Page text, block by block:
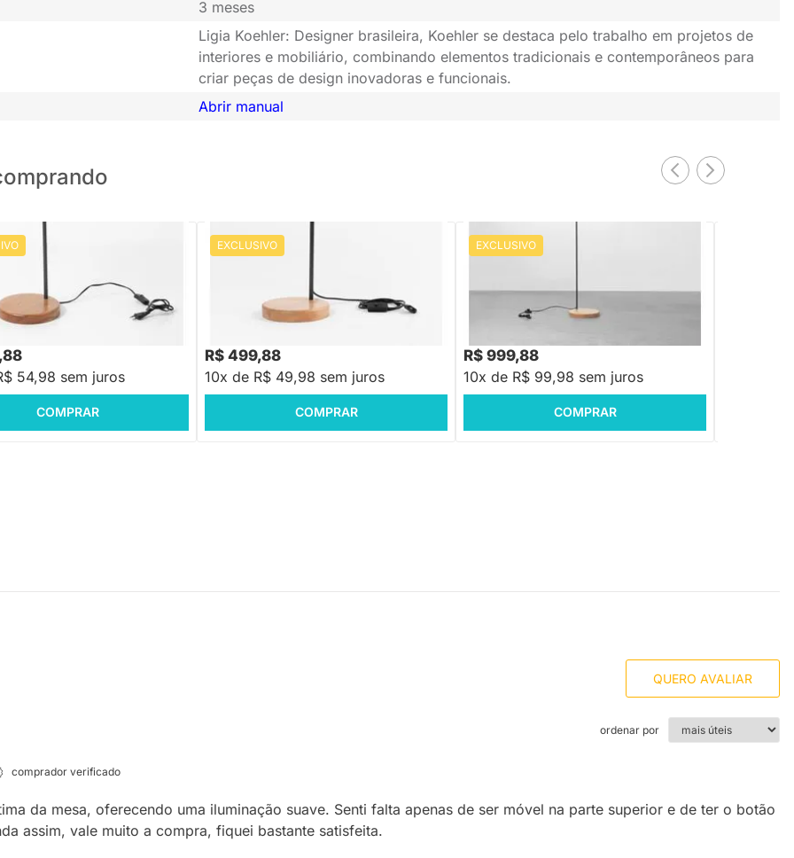
3 meses
Ligia Koehler: Designer brasileira, Koehler se destaca pelo trabalho em projetos de
interiores e mobiliário, combinando elementos tradicionais e contemporâneos para
criar peças de design inovadoras e funcionais.
Abrir manual
de Mesa Navona
54,98 sem juros
COMPRAR
EXCLUSIVO
R$ 499,88
10x de R$ 49,98 sem juros
COMPRAR
EXCLUSIVO
R$ 999,88
10x de R$ 99,98 sem juros
COMPRAR
QUERO AVALIAR
ordenar por
comprador verificado
da mesa, oferecendo uma iluminação suave. Senti falta apenas de ser móvel na parte superior e de ter o botão
assim, vale muito a compra, fiquei bastante satisfeita.